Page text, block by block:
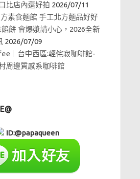
比店內還好拍 2026/07/11
素食麵館 手工北方麵品好好
餅 會爆漿請小心，2026全新
2026/07/09
｜台中西區:輕侘寂咖啡館-
周邊質感系咖啡館
ID:@papaqueen